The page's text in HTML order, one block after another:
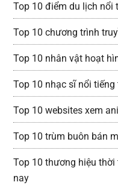
Top 10 điểm du lịch nổi
Top 10 chương trình
Top 10 nhân vật hoạt
Top 10 nhạc sĩ nổi
Top 10 websites xem
Top 10 trùm buôn bán
Top 10 thương hiệu
nay